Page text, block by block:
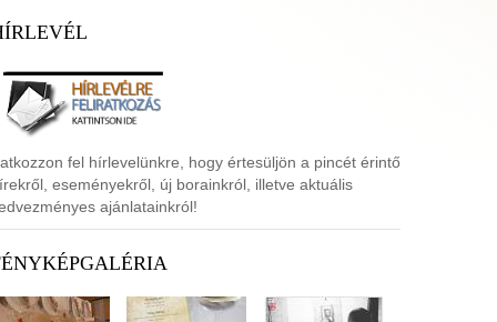
fel hírlevelünkre, hogy értesüljön a pincét érintő
eseményekről, új borainkról, illetve aktuális
ajánlatainkról!